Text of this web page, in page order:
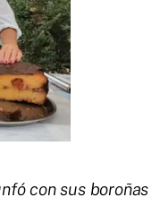
con sus boroñas